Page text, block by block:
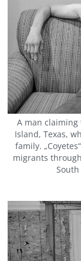
A man claiming
Island, Texas,
family.
migrants